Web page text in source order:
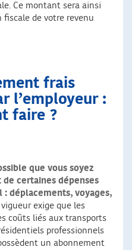
Ce montant sera ainsi
de votre revenu
frais
l’employeur :
faire ?
que vous soyez
certaines dépenses
déplacements, voyages,
exige que les
coûts liés aux transports
professionnels
un abonnement